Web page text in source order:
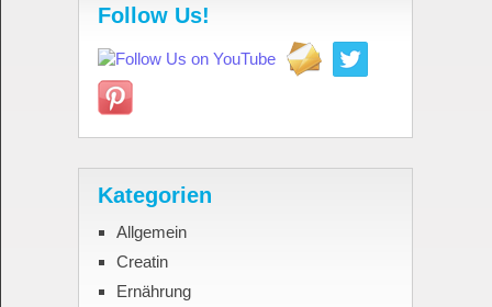
Follow Us!
Kategorien
Allgemein
Creatin
Ernährung